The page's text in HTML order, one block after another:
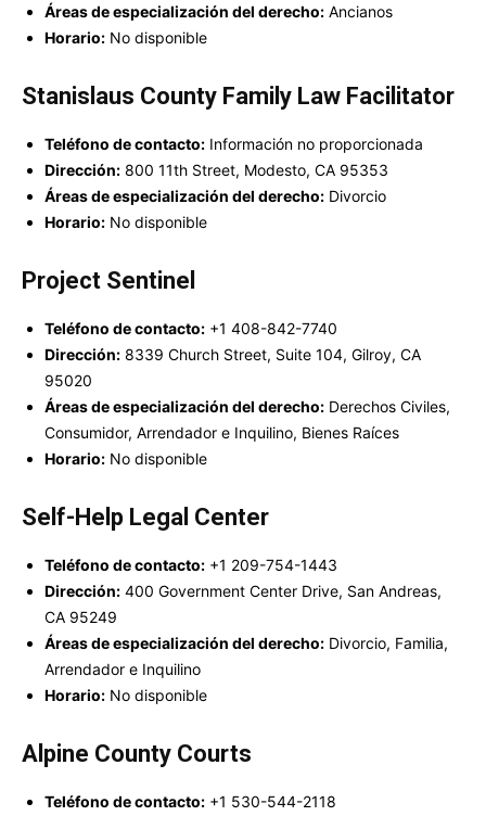
Áreas de especialización del derecho: Ancianos
Horario: No disponible
Stanislaus County Family Law Facilitator
Teléfono de contacto: Información no proporcionada
Dirección: 800 11th Street, Modesto, CA 95353
Áreas de especialización del derecho: Divorcio
Horario: No disponible
Project Sentinel
Teléfono de contacto: +1 408-842-7740
Dirección: 8339 Church Street, Suite 104, Gilroy, CA
95020
Áreas de especialización del derecho: Derechos Civiles,
Consumidor, Arrendador e Inquilino, Bienes Raíces
Horario: No disponible
Self-Help Legal Center
Teléfono de contacto: +1 209-754-1443
Dirección: 400 Government Center Drive, San Andreas,
CA 95249
Áreas de especialización del derecho: Divorcio, Familia,
Arrendador e Inquilino
Horario: No disponible
Alpine County Courts
Teléfono de contacto: +1 530-544-2118